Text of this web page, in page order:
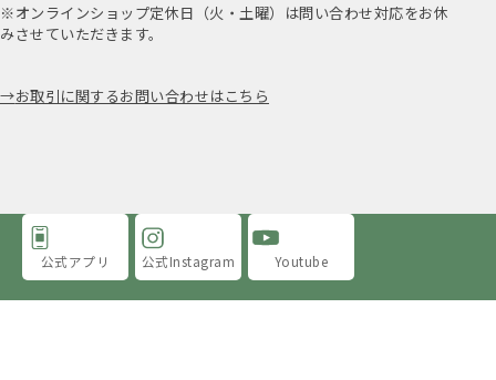
※オンラインショップ定休日（火・土曜）は問い合わせ対応をお休
みさせていただきます。
お取引に関するお問い合わせはこちら
公式アプリ 公式Instagram Youtube